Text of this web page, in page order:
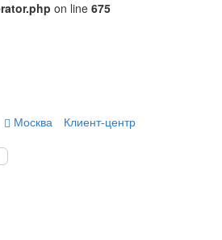
on line 675
Москва
Клиент-центр